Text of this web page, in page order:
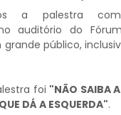
a palestra
auditório do
grande público,
foi "NÃO SAIBA
DÁ A ESQUERDA".